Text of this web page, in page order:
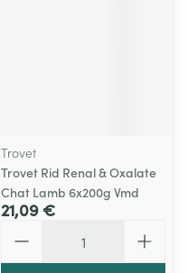
Trovet
Trovet Rid Renal & Oxalate
Chat Lamb 6x200g Vmd
21,09 €